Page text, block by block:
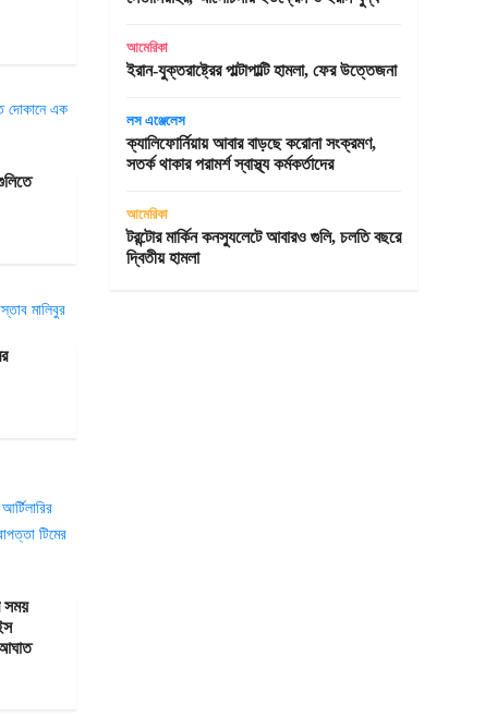
সময়
আঘাত
আমেরিকা
ইরান-যুক্তরাষ্ট্রের পাল্টাপাল্টি হামলা, ফের উত্তেজনা
লস এঞ্জেলেস
ক্যালিফোর্নিয়ায় আবার বাড়ছে করোনা সংক্রমণ,
সতর্ক থাকার পরামর্শ স্বাস্থ্য কর্মকর্তাদের
আমেরিকা
টরন্টোর মার্কিন কনস্যুলেটে আবারও গুলি, চলতি বছরে
দ্বিতীয় হামলা